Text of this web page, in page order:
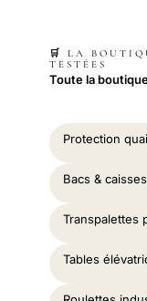
🛒 LA
TESTÉES
Toute la
Protection
Bacs &
Transpalettes
Tables